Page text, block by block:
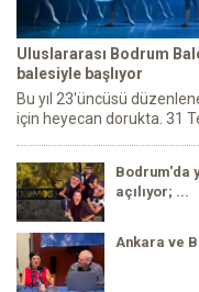
Uluslararası Bodrum
balesiyle başlıyor
Bu yıl 23'üncüsü
için heyecan dorukta. 31
Bodrum'da
açılıyor; ...
Ankara ve